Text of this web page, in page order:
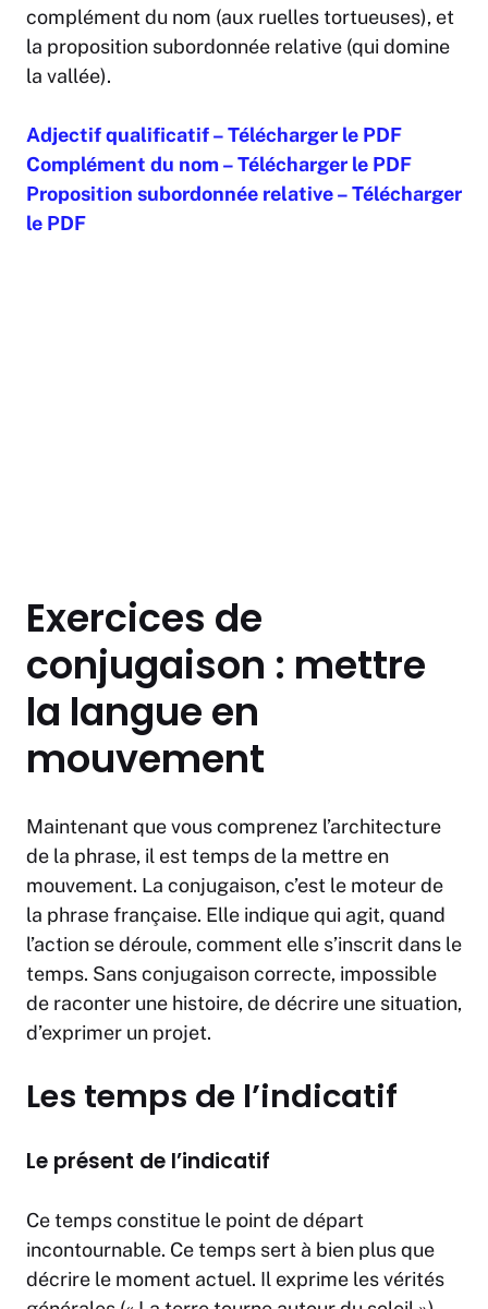
complément du nom (aux ruelles tortueuses), et
la proposition subordonnée relative (qui domine
la vallée).
Adjectif qualificatif – Télécharger le PDF
Complément du nom – Télécharger le PDF
Proposition subordonnée relative – Télécharger
le PDF
Exercices de
conjugaison : mettre
la langue en
mouvement
Maintenant que vous comprenez l’architecture
de la phrase, il est temps de la mettre en
mouvement. La conjugaison, c’est le moteur de
la phrase française. Elle indique qui agit, quand
l’action se déroule, comment elle s’inscrit dans le
temps. Sans conjugaison correcte, impossible
de raconter une histoire, de décrire une situation,
d’exprimer un projet.
Les temps de l’indicatif
Le présent de l’indicatif
Ce temps constitue le point de départ
incontournable. Ce temps sert à bien plus que
décrire le moment actuel. Il exprime les vérités